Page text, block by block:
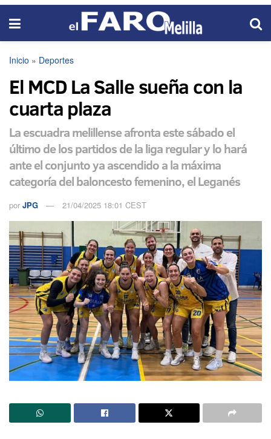
Inicio » Deportes
El MCD La Salle sueña con la
cuarta plaza
La escuadra melillense afronta este sábado el
último de los partidos de la liga regular y lo hará
ante el conjunto ya ascendido a la máxima
categoría del baloncesto femenino, el Leganés
por JPG 21/04/2025 18:01 CEST